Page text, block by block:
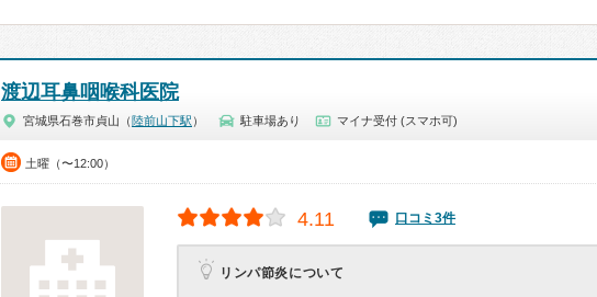
渡辺耳鼻咽喉科医院
宮城県石巻市貞山（陸前山下駅 ） 駐車場あり マイナ受付 (スマホ可)
土曜（〜12:00）
4.11 口コミ3件
リンパ節炎について